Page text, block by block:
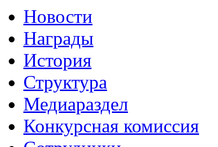
Новости
Награды
История
Структура
Медиараздел
Конкурсная комиссия